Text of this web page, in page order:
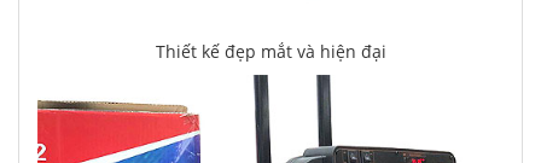
Thiết kế đẹp mắt và hiện đại